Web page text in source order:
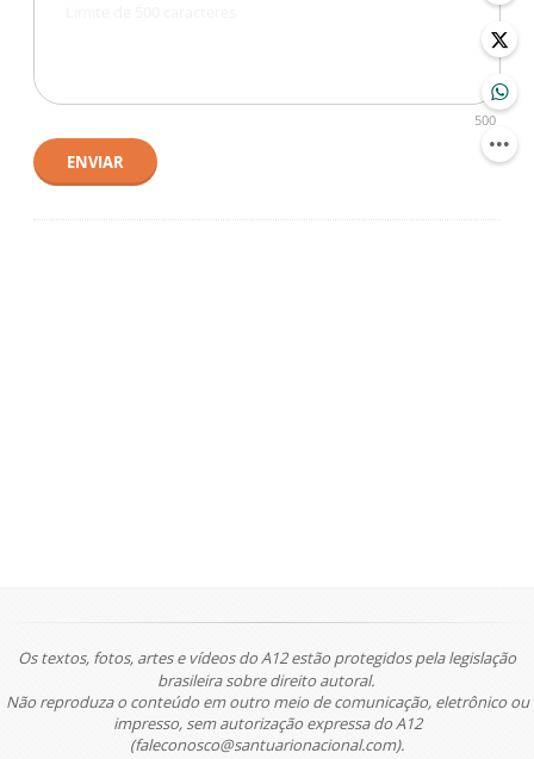
500
ENVIAR
Os textos, fotos, artes e vídeos do A12 estão protegidos pela legislação
brasileira sobre direito autoral.
Não reproduza o conteúdo em outro meio de comunicação, eletrônico ou
impresso, sem autorização expressa do A12
(faleconosco@santuarionacional.com).